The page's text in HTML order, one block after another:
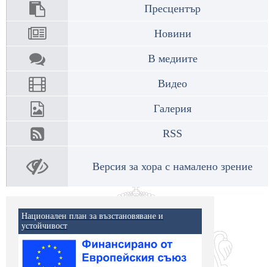
Пресцентър
Новини
В медиите
Видео
Галерия
RSS
Версия за хора с намалено зрение
Национален план за възстановяване и
устойчивост